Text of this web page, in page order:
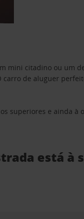
mini citadino ou um
de aluguer
superiores e ainda à
está à